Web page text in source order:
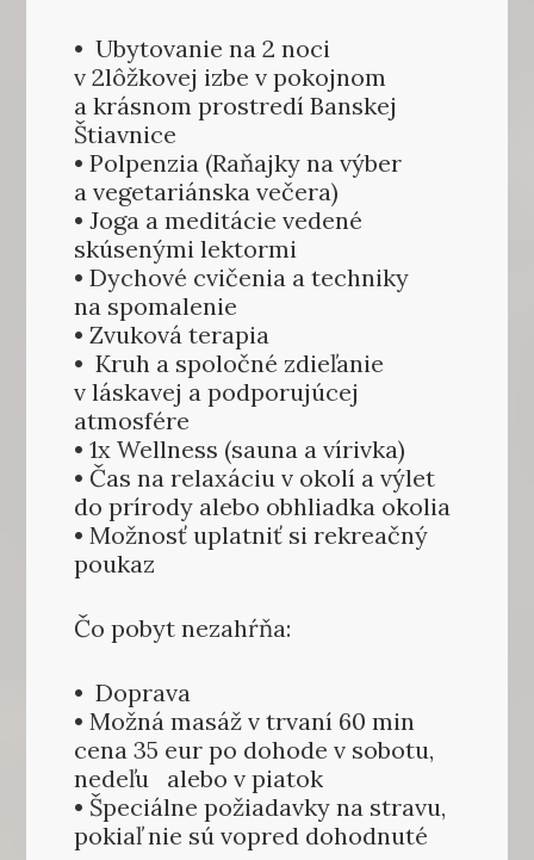
• Ubytovanie na 2 noci
v 2lôžkovej izbe v pokojnom
a krásnom prostredí Banskej
Štiavnice
• Polpenzia (Raňajky na výber
a vegetariánska večera)
• Joga a meditácie vedené
skúsenými lektormi
• Dychové cvičenia a techniky
na spomalenie
• Zvuková terapia
• Kruh a spoločné zdieľanie
v láskavej a podporujúcej
atmosfére
• 1x Wellness (sauna a vírivka)
• Čas na relaxáciu v okolí a výlet
do prírody alebo obhliadka okolia
• Možnosť uplatniť si rekreačný
poukaz
Čo pobyt nezahŕňa:
• Doprava
• Možná masáž v trvaní 60 min
cena 35 eur po dohode v sobotu,
nedeľu alebo v piatok
• Špeciálne požiadavky na stravu,
pokiaľ nie sú vopred dohodnuté